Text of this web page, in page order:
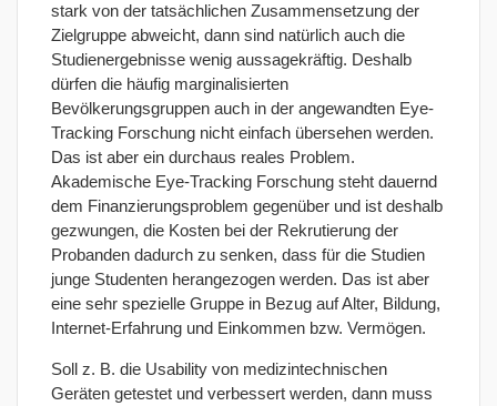
stark von der tatsächlichen Zusammensetzung der
Zielgruppe abweicht, dann sind natürlich auch die
Studienergebnisse wenig aussagekräftig. Deshalb
dürfen die häufig marginalisierten
Bevölkerungsgruppen auch in der angewandten Eye-
Tracking Forschung nicht einfach übersehen werden.
Das ist aber ein durchaus reales Problem.
Akademische Eye-Tracking Forschung steht dauernd
dem Finanzierungsproblem gegenüber und ist deshalb
gezwungen, die Kosten bei der Rekrutierung der
Probanden dadurch zu senken, dass für die Studien
junge Studenten herangezogen werden. Das ist aber
eine sehr spezielle Gruppe in Bezug auf Alter, Bildung,
Internet-Erfahrung und Einkommen bzw. Vermögen.
Soll z. B. die Usability von medizintechnischen
Geräten getestet und verbessert werden, dann muss